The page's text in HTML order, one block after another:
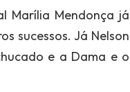
Marília Mendonça já
sucessos. Já Nelson
e a Dama e o